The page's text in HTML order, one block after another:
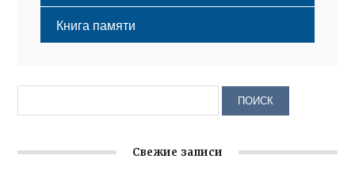
Книга памяти
Свежие записи